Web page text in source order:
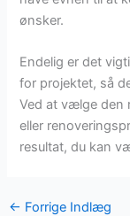
ønsker.
Endelig er det
for projektet, så
Ved at vælge den
eller
resultat, du kan
← Forrige Indlæg